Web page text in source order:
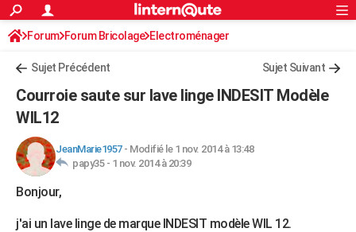
ACTUALITÉS
Politique
Société
Faits Divers
Education
Monde
Villes
+
Programme TV
TNTStreaming
Cinéma
Sorties cinéma
Musique
+FINANCE
Retraite
Impôts
Epargne
Immobilier
Risques naturels par ville
Banque
Assurance
Crédit
AUTO
Essais
Réserver un essai
Citadines
Berlines
SUV
Forum auto
HIGH-TECH
S'inscrire
Connexion
Forum Forum Bricolage Electroménager
Sujet Précédent Sujet Suivant
Courroie saute sur lave linge INDESIT Modèle
WIL12
JeanMarie1957- Modifié le 1 nov. 2014 à 13:48
papy35 - 1 nov. 2014 à 20:39
Bonjour,
j'ai un lave linge de marque INDESIT modèle WIL 12.